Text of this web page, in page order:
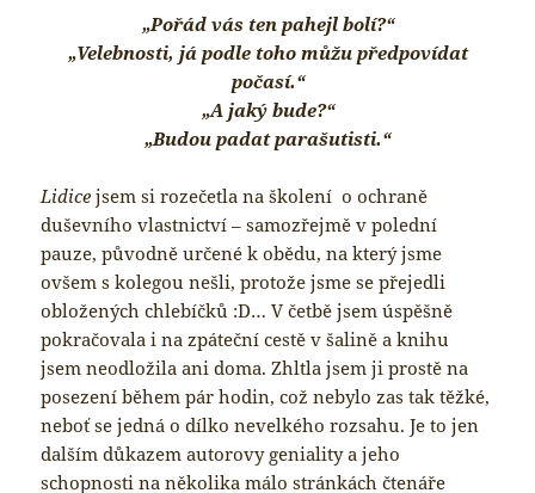
„Pořád vás ten pahejl bolí?“
„Velebnosti, já podle toho můžu předpovídat
počasí.“
„A jaký bude?“
„Budou padat parašutisti.“
Lidice jsem si rozečetla na školení o ochraně
duševního vlastnictví – samozřejmě v polední
pauze, původně určené k obědu, na který jsme
ovšem s kolegou nešli, protože jsme se přejedli
obložených chlebíčků :D… V četbě jsem úspěšně
pokračovala i na zpáteční cestě v šalině a knihu
jsem neodložila ani doma. Zhltla jsem ji prostě na
posezení během pár hodin, což nebylo zas tak těžké,
neboť se jedná o dílko nevelkého rozsahu. Je to jen
dalším důkazem autorovy geniality a jeho
schopnosti na několika málo stránkách čtenáře